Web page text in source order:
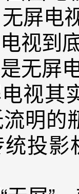
屏电
视到
无屏
视其
明的
投影